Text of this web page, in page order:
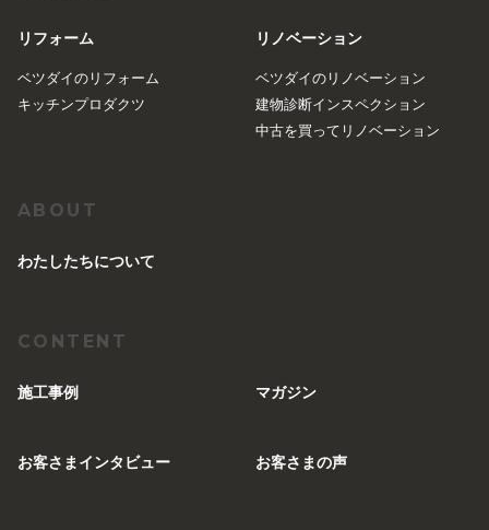
リフォーム
ベツダイのリフォーム
キッチンプロダクツ
リノベーション
ベツダイのリノベーション
建物診断インスペクション
中古を買ってリノベーション
ABOUT
︎わたしたちについて
CONTENT
施工事例 マガジン
お客さまインタビュー お客さまの声